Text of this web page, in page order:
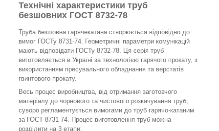
Технічні характеристики труб
безшовних ГОСТ 8732-78
Труба безшовна гарячекатана створюється відповідно до
вимог ГОСТу 8731-74. Геометричні параметри комунікацій
мають відповідати ГОСТу 8732-78. Ця серія труб
виготовляється в Україні за технологією гарячого прокату, з
використанням пресувального обладнання та верстатів
гвинтового прокату.
Весь процес виробництва, від отримання заготовчого
матеріалу до чорнового та чистового розкачування труб,
суворо регламентується вимогами до труб гарячо-катаним
за ГОСТ 8731-74. Процес виготовлення труб можна
розділити на 3 етапи: